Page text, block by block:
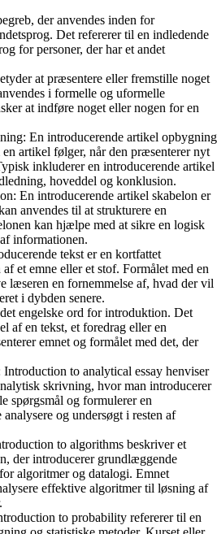
der anvendes inden for
Det refererer til en indledende
for personer, der har et andet
at præsentere eller fremstille noget
i formelle og uformelle
at indføre noget eller nogen for en
En introducerende artikel opbygning
artikel følger, når den præsenterer nyt
inkluderer en introducerende artikel
hoveddel og konklusion.
En introducerende artikel skabelon er
anvendes til at strukturere en
kan hjælpe med at sikre en logisk
informationen.
tekst er en kortfattet
et emne eller et stof. Formålet med en
læseren en fornemmelse af, hvad der vil
i dybden senere.
engelske ord for introduktion. Det
af en tekst, et foredrag eller en
emnet og formålet med det, der
to analytical essay henviser
skrivning, hvor man introducerer
spørgsmål og formulerer en
og undersøgt i resten af
to algorithms beskriver et
der introducerer grundlæggende
algoritmer og datalogi. Emnet
effektive algoritmer til løsning af
to probability refererer til en